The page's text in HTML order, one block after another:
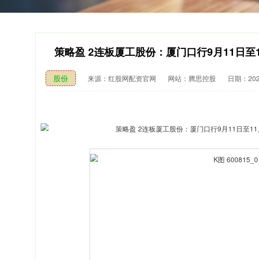
策略盈 2连板厦工股份：厦门口行9月11日
股份 来源：红股网配资官网 网站：腾思控股 日期：